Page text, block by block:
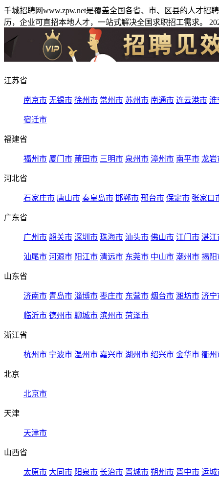
千城招聘网www.zpw.net是覆盖全国各省、市、区县的人才
历，企业可直招本地人才，一站式解决全国求职招工需求。
江苏省
南京市 无锡市 徐州市 常州市 苏州市 南通市 连云港市 淮
宿迁市
福建省
福州市 厦门市 莆田市 三明市 泉州市 漳州市 南平市 龙岩
河北省
石家庄市 唐山市 秦皇岛市 邯郸市 邢台市 保定市 张家口
广东省
广州市 韶关市 深圳市 珠海市 汕头市 佛山市 江门市 湛江
汕尾市 河源市 阳江市 清远市 东莞市 中山市 潮州市 揭阳
山东省
济南市 青岛市 淄博市 枣庄市 东营市 烟台市 潍坊市 济宁
临沂市 德州市 聊城市 滨州市 菏泽市
浙江省
杭州市 宁波市 温州市 嘉兴市 湖州市 绍兴市 金华市 衢州
北京
北京市
天津
天津市
山西省
太原市 大同市 阳泉市 长治市 晋城市 朔州市 晋中市 运城